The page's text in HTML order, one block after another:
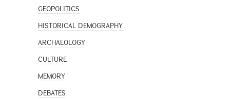
GEOPOLITICS
HISTORICAL DEMOGRAPHY
ARCHAEOLOGY
CULTURE
MEMORY
DEBATES